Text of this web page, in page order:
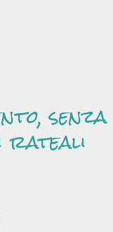
senza
rateali